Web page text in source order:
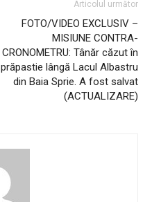
Articolul următor
FOTO/VIDEO EXCLUSIV –
MISIUNE CONTRA-
CRONOMETRU: Tânăr căzut în
prăpastie lângă Lacul Albastru
din Baia Sprie. A fost salvat
(ACTUALIZARE)